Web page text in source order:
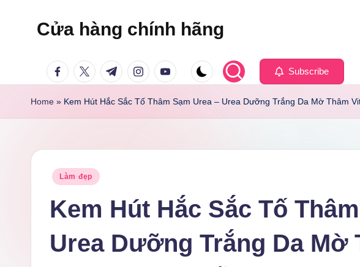
Cửa hàng chính hãng
facebook.com
twitter.com
t.me instagram.com
youtube.com Subscribe
Home » Kem Hút Hắc Sắc Tố Thâm Sạm Urea – Urea Dưỡng Trắng Da Mờ Thâm
Posted
Làm đẹp
Kem Hút Hắc Sắc Tố
Urea Dưỡng Trắng Da Mờ